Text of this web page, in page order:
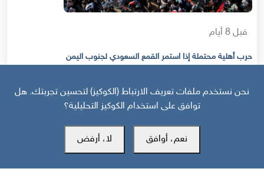
قبل 8 أيام
حرب أهلية محتملة إذا استمر القمع السعودي لجنوب اليمن
مركز سوث24 للأخبار والدراسات
نحن نستخدم ملفات تعريف الارتباط (الكوكيز) لتحسين تجربتك. هل
توافق على استخدام الكوكيز التحليلية؟
نعم، أوافق لا، أرفض